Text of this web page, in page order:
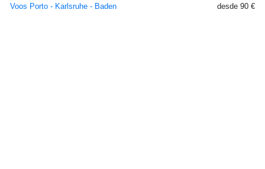
Voos Porto - Karlsruhe - Baden
desde 90 €